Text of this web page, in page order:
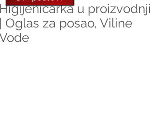
u proizvodnji
Oglas za posao, Viline